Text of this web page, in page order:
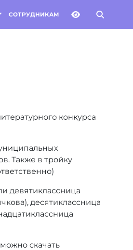
СОТРУДНИКАМ
конкурса
Также в тройку
девятиклассница
десятиклассница
скачать